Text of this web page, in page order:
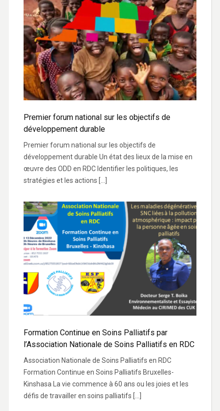
Premier forum national sur les objectifs de
développement durable
Premier forum national sur les objectifs de
développement durable Un état des lieux de la mise en
œuvre des ODD en RDC Identifier les politiques, les
stratégies et les actions […]
Formation Continue en Soins Palliatifs par
l’Association Nationale de Soins Palliatifs en RDC
Association Nationale de Soins Palliatifs en RDC
Formation Continue en Soins Palliatifs Bruxelles-
Kinshasa La vie commence à 60 ans ou les joies et les
défis de travailler en soins palliatifs […]